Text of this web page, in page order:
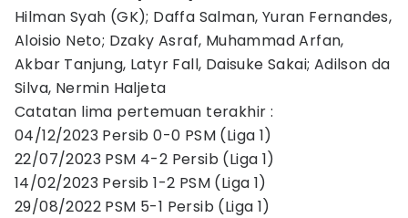
Hilman Syah (GK); Daffa Salman, Yuran Fernandes,
Aloisio Neto; Dzaky Asraf, Muhammad Arfan,
Akbar Tanjung, Latyr Fall, Daisuke Sakai; Adilson da
Silva, Nermin Haljeta
Catatan lima pertemuan terakhir :
04/12/2023 Persib 0-0 PSM (Liga 1)
22/07/2023 PSM 4-2 Persib (Liga 1)
14/02/2023 Persib 1-2 PSM (Liga 1)
29/08/2022 PSM 5-1 Persib (Liga 1)